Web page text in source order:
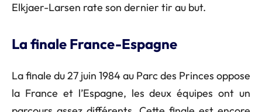
Elkjaer-Larsen rate son dernier tir au but.
La finale France-Espagne
La finale du 27 juin 1984 au Parc des Princes oppose
la France et l’Espagne, les deux équipes ont un